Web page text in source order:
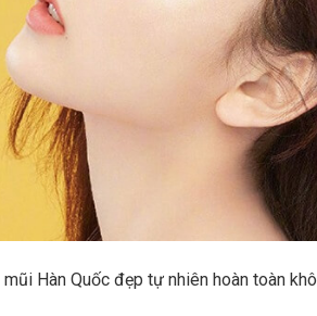
mũi Hàn Quốc đẹp tự nhiên hoàn toàn